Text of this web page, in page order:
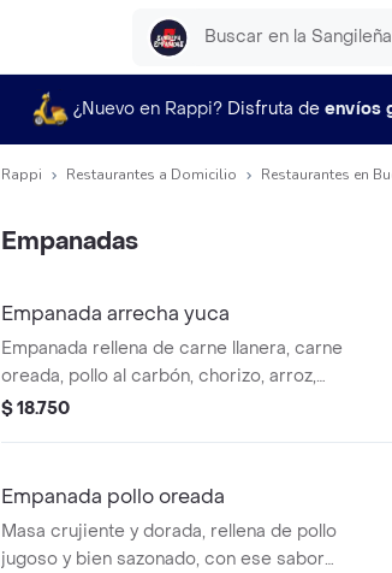
¿Nuevo en Rappi? Disfruta de envíos
Rappi Restaurantes a Domicilio Restaurantes en
Empanadas
Empanada arrecha yuca
Empanada rellena de carne llanera, carne
oreada, pollo al carbón, chorizo, arroz,
huevo criollo y queso chitagá
$ 18.750
Empanada pollo oreada
Masa crujiente y dorada, rellena de pollo
jugoso y bien sazonado, con ese sabor